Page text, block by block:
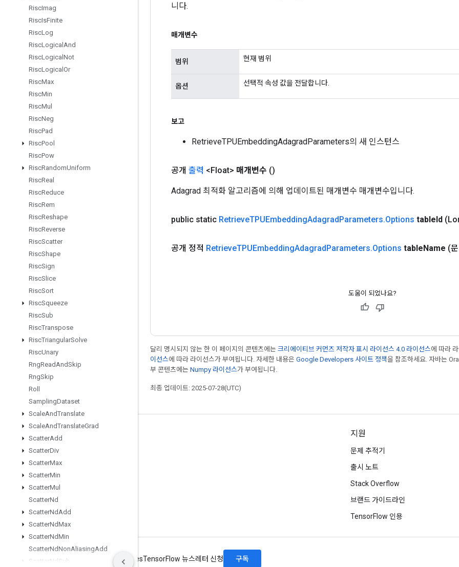
RiscImag
RiscIsFinite
RiscLog
RiscLogical And
RiscLogical Not
RiscLogical Or
RiscMax
RiscMin
RiscMul
RiscNeg
RiscPad
RiscPool
RiscPow
RiscRandomUniform
RiscReal
RiscReduce
RiscRem
RiscReshape
RiscReverse
RiscScatter
RiscShape
RiscSign
RiscSlice
RiscSort
RiscSqueeze
RiscSub
RiscTranspose
RiscTriangularSolve
RiscUnary
RngReadAndSkip
RngSkip
Roll
SamplingDataset
ScaleAndTranslate
ScaleAndTranslateGrad
ScatterAdd
ScatterDiv
ScatterMax
ScatterMin
ScatterMul
ScatterNd
ScatterNdAdd
ScatterNdMax
ScatterNdMin
ScatterNdNonAliasingAdd
Scatter NdSub
니다.
매개변수
범위 현재 범위
옵션 선택적 속성 값을 전달합니다.
보고
RetrieveTPUEmbeddingAdagradParameters의 새 인스턴스
공개 출력 <Float> 매개변수 ()
Adagrad 최적화 알고리즘에 의해 업데이트된 매개변수 매개변수입니다.
public static RetrieveTPUEmbeddingAdagradParameters.Options tableId
공개 정적 RetrieveTPUEmbeddingAdagradParameters.Options tableName (
도움이 되었나요?
달리 명시되지 않는 한 이 페이지의 콘텐츠에는 크리에이티브 커먼즈 저작자 표시 라이선스 4.0 라이선스에 따라
이선스에 따라 라이선스가 부여됩니다. 자세한 내용은 Google Developers 사이트 정책을 참조하세요. 자바는
부 콘텐츠에는 Numpy 라이선스가 부여됩니다.
최종 업데이트: 2025-07-28(UTC)
최신 소식 확인하기
블로그
포럼
GitHub
Twitter
YouTube
지원
문제 추적기
출시 노트
Stack Overflow
브랜드 가이드라인
TensorFlow 인용
개인정보처리방침 Manage cookiesTensorFlow 뉴스레터 신청 구독